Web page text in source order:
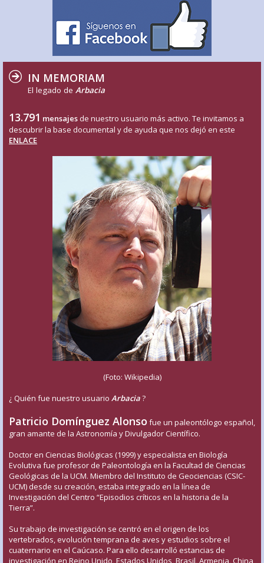
IN MEMORIAM
El legado de Arbacia
13.791 mensajes de nuestro usuario más activo. Te invitamos a
descubrir la base documental y de ayuda que nos dejó en este
ENLACE
(Foto: Wikipedia)
¿ Quién fue nuestro usuario Arbacia?
Patricio Domínguez Alonso fue un paleontólogo español,
gran amante de la Astronomía y Divulgador Científico.
Doctor en Ciencias Biológicas (1999) y especialista en Biología
Evolutiva fue profesor de Paleontología en la Facultad de Ciencias
Geológicas de la UCM. Miembro del Instituto de Geociencias (CSIC-
UCM) desde su creación, estaba integrado en la línea de
Investigación del Centro “Episodios críticos en la historia de la
Tierra”.
Su trabajo de investigación se centró en el origen de los
vertebrados, evolución temprana de aves y estudios sobre el
cuaternario en el Caúcaso. Para ello desarrolló estancias de
investigación en Reino Unido, Estados Unidos, Brasil, Armenia, China